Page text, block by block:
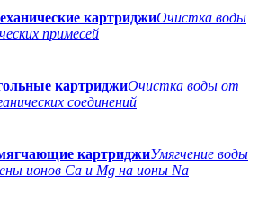
картриджиОчистка воды
примесей
картриджиОчистка воды от
соединений
картриджиУмягчение воды
ионов Ca и Mg на ионы Na